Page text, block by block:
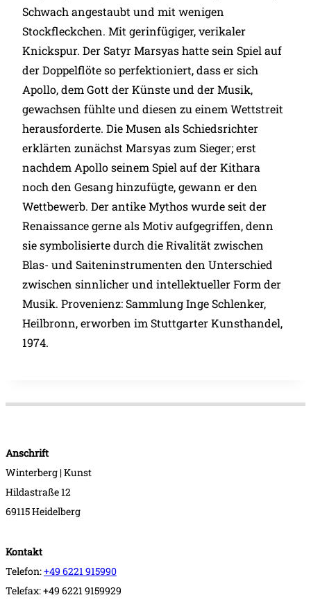
Schwach angestaubt und mit wenigen
Stockfleckchen. Mit gerinfügiger, verikaler
Knickspur. Der Satyr Marsyas hatte sein Spiel auf
der Doppelflöte so perfektioniert, dass er sich
Apollo, dem Gott der Künste und der Musik,
gewachsen fühlte und diesen zu einem Wettstreit
herausforderte. Die Musen als Schiedsrichter
erklärten zunächst Marsyas zum Sieger; erst
nachdem Apollo seinem Spiel auf der Kithara
noch den Gesang hinzufügte, gewann er den
Wettbewerb. Der antike Mythos wurde seit der
Renaissance gerne als Motiv aufgegriffen, denn
sie symbolisierte durch die Rivalität zwischen
Blas- und Saiteninstrumenten den Unterschied
zwischen sinnlicher und intellektueller Form der
Musik. Provenienz: Sammlung Inge Schlenker,
Heilbronn, erworben im Stuttgarter Kunsthandel,
1974.
Anschrift
Winterberg | Kunst
Hildastraße 12
69115 Heidelberg
Kontakt
Telefon:+49 6221 915990
Telefax: +49 6221 9159929